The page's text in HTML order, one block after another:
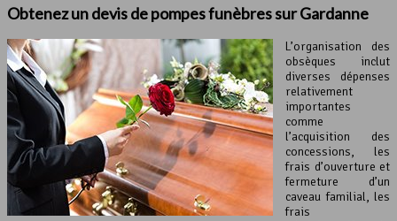
Obtenez un devis depompes funèbressur Gardanne
L’organisation des
obsèques inclut
diverses dépenses
relativement
importantes
comme
l’acquisition des
concessions, les
frais d’ouverture et
fermeture d’un
caveau familial, les
frais